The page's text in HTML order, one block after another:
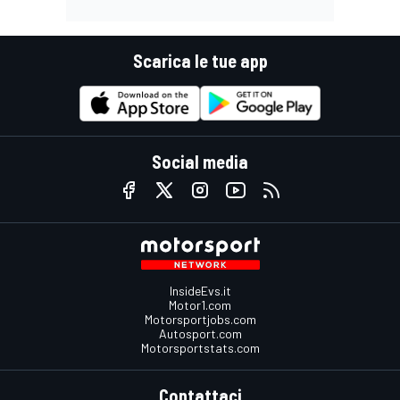
Scarica le tue app
Social media
InsideEvs.it
Motor1.com
Motorsportjobs.com
Autosport.com
Motorsportstats.com
Contattaci